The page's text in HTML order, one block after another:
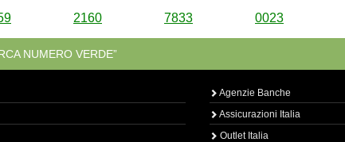
2160 7833 0023
NUMERO VERDE”
Agenzie Banche
Assicurazioni Italia
Outlet Italia